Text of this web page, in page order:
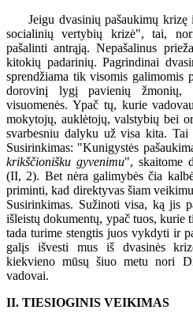
Jeigu dvasinių pašaukimų krizę
socialinių vertybių krizė", tai,
pašalinti antrąją. Nepašalinus
kitokių padarinių. Pagrindinai
sprendžiama tik visomis galimomis
dorovinį lygį pavienių žmonių,
visuomenės. Ypač tų, kurie
mokytojų, auklėtojų, valstybių bei
svarbesniu dalyku už visa kita.
Susirinkimas: "Kunigystės
krikščionišku gyvenimu", skaitome
(II, 2). Bet nėra galimybės čia
priminti, kad direktyvas šiam
Susirinkimas. Sužinoti visa, ką jis
išleistų dokumentų, ypač tuos, kurie
tada turime stengtis juos vykdyti ir
galįs išvesti mus iš dvasinės
kiekvieno mūsų šiuo metu nori
vadovai.
II. TIESIOGINIS VEIKIMAS